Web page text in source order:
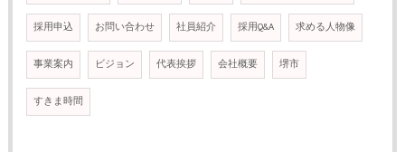
採用申込 お問い合わせ 社員紹介 採用Q&A 求める人物像
事業案内 ビジョン 代表挨拶 会社概要 堺市
すきま時間